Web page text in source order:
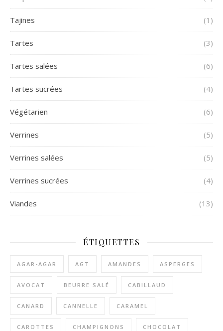
Tajines (1)
Tartes (3)
Tartes salées (6)
Tartes sucrées (4)
Végétarien (6)
Verrines (5)
Verrines salées (5)
Verrines sucrées (4)
Viandes (13)
ÉTIQUETTES
AGAR-AGAR AGT AMANDES ASPERGES
AVOCAT BEURRE SALÉ CABILLAUD
CANARD CANNELLE CARAMEL
CAROTTES CHAMPIGNONS CHOCOLAT